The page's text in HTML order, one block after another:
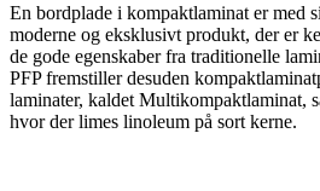
En bordplade i kompaktlaminat er med
moderne og eksklusivt produkt, der er
de gode egenskaber fra traditionelle
PFP fremstiller desuden
laminater, kaldet Multikompaktlaminat,
hvor der limes linoleum på sort kerne.